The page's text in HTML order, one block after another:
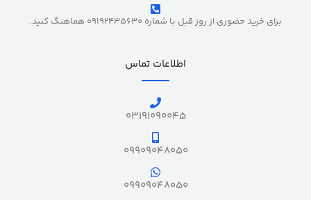
برای خرید حضوری از روز قبل با شماره 09192435630 هماهنگ کنید.
اطلاعات تماس
03191090045
09909048050
09909048050